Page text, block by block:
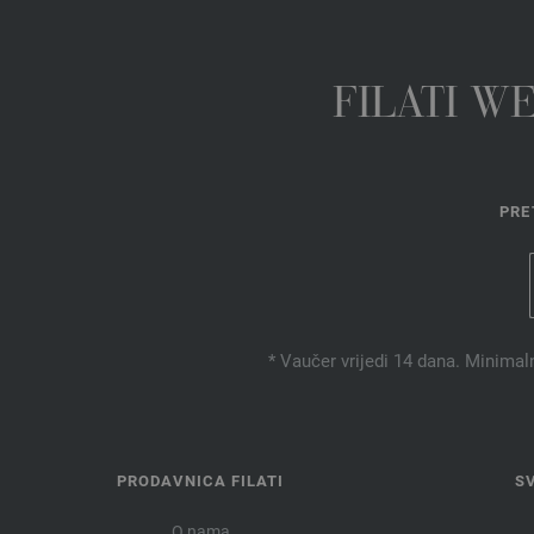
FILATI
* Vaučer vrijedi 14 dana.
PRODAVNICA FILATI